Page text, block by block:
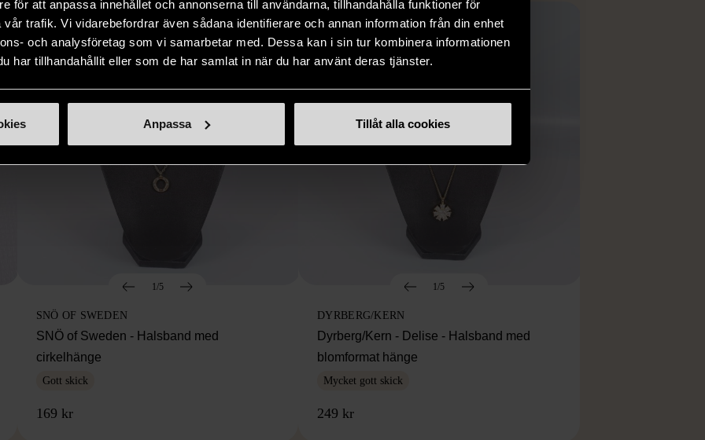
för att anpassa innehållet och annonserna till användarna, tillhandahålla funktioner för
trafik. Vi vidarebefordrar även sådana identifierare och annan information från din enhet
och analysföretag som vi samarbetar med. Dessa kan i sin tur kombinera informationen
har tillhandahållit eller som de har samlat in när du har använt deras tjänster.
Anpassa Tillåt alla cookies
1/5
SNÖ OF SWEDEN
SNÖ of Sweden - Halsband med
cirkelhänge
Gott skick
169 kr
1/5
DYRBERG/KERN
Dyrberg/Kern - Delise - Halsband med
blomformat hänge
Mycket gott skick
249 kr